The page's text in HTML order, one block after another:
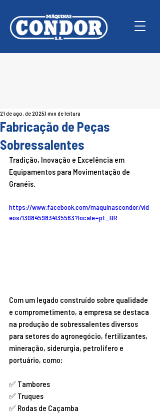
Fabricação de Peças
Sobressalentes
21 de ago. de 20251 min de leitura
Tradição, Inovação e Excelência em
Equipamentos para Movimentação de
Granéis.
https://www.facebook.com/maquinascondor/vid
eos/1308459834135563?locale=pt_BR
Com um legado construído sobre qualidade
e comprometimento, a empresa se destaca
na produção de sobressalentes diversos
para setores do agronegócio, fertilizantes,
mineração, siderurgia, petrolífero e
portuário, como:
✅ Tambores
✅ Truques
✅ Rodas de Caçamba